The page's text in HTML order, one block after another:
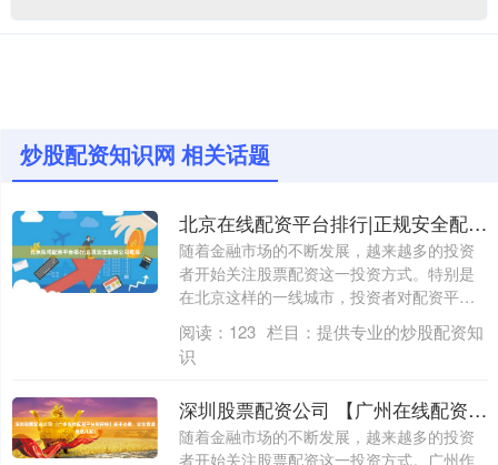
炒股配资知识网 相关话题
北京在线配资平台排行|正规安全配资公司推荐
随着金融市场的不断发展，越来越多的投资
者开始关注股票配资这一投资方式。特别是
在北京这样的一线城市，投资者对配资平台
的需求....
阅读： 123 栏目： 提供专业的炒股配资知
识
深圳股票配资公司 【广州在线配资平台测评榜】新手必看，安全靠谱选这几家！
随着金融市场的不断发展，越来越多的投资
者开始关注股票配资这一投资方式。广州作